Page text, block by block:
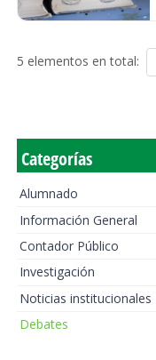
5 elementos en total:
Categorías
Alumnado
Información General
Contador Público
Investigación
Noticias institucionales
Debates